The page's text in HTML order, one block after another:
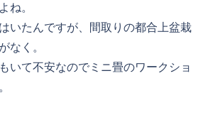
ね。
いたんですが、間取りの都合上盆栽
なく。
いて不安なのでミニ畳のワークショ